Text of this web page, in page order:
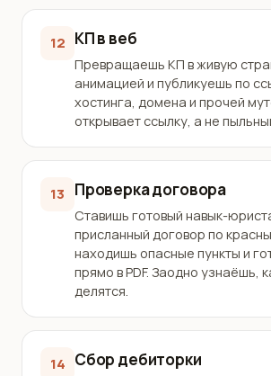
12 КП в веб
Превращаешь КП в живую
анимацией и публикуешь по
хостинга, домена и прочей
открывает ссылку, а не
13 Проверка договора
Ставишь готовый навык-
присланный договор по
находишь опасные пункты и
прямо в PDF. Заодно узнаёшь,
делятся.
14 Сбор дебиторки